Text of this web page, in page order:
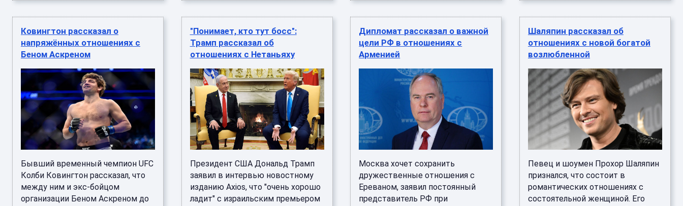
Ковингтон рассказал о
напряжённых отношениях с
Беном Аскреном
Бывший временный чемпион UFC
Колби Ковингтон рассказал, что
между ним и экс-бойцом
организации Беном Аскреном до
"Понимает, кто тут босс":
Трамп рассказал об
отношениях с Нетаньяху
Президент США Дональд Трамп
заявил в интервью новостному
изданию Axios, что "очень хорошо
ладит" с израильским премьером
Дипломат рассказал о важной
цели РФ в отношениях с
Арменией
Москва хочет сохранить
дружественные отношения с
Ереваном, заявил постоянный
представитель РФ при
Шаляпин рассказал об
отношениях с новой богатой
возлюбленной
Певец и шоумен Прохор Шаляпин
признался, что состоит в
романтических отношениях с
состоятельной женщиной. Его